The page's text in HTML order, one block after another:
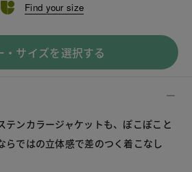
Find your size
・サイズを選択する
テンカラージャケットも、ぽこぽこと
らではの立体感で差のつく着こなし